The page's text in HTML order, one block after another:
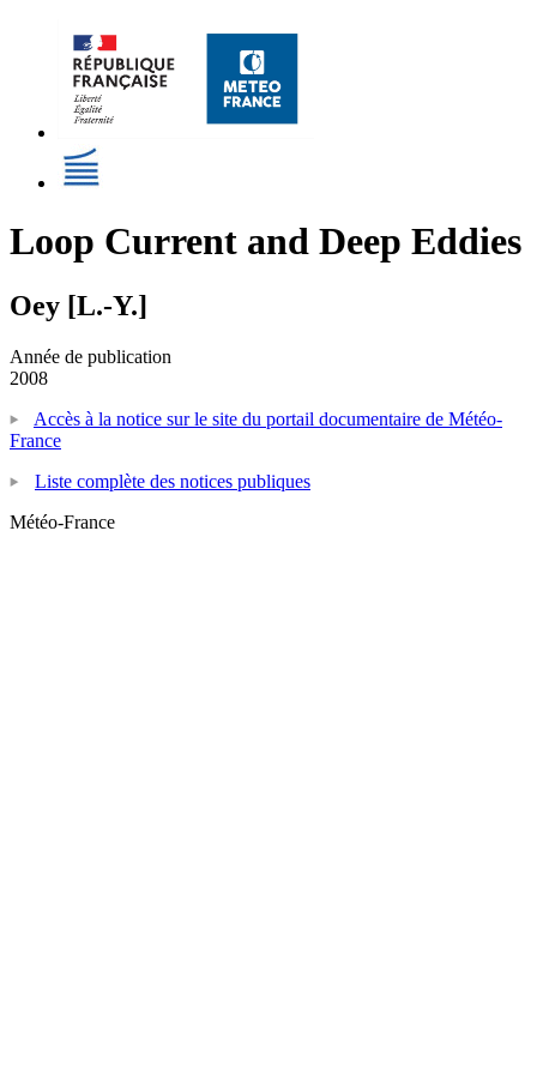
Loop Current and Deep Eddies
Oey [L.-Y.]
Année de publication
2008
Accès à la notice sur le site du portail documentaire de Météo-
France
Liste complète des notices publiques
Météo-France